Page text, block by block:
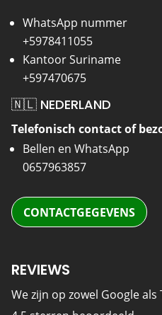
WhatsApp nummer
+5978411055
Kantoor Suriname
+597470675
🇳🇱 NEDERLAND
Telefonisch contact of
Bellen en WhatsApp
0657963857
CONTACTGEGEVENS
REVIEWS
We zijn op zowel Google